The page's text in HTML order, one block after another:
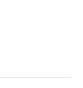
Lekker